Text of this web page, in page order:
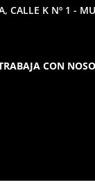
CALLE K Nº 1 -
CON